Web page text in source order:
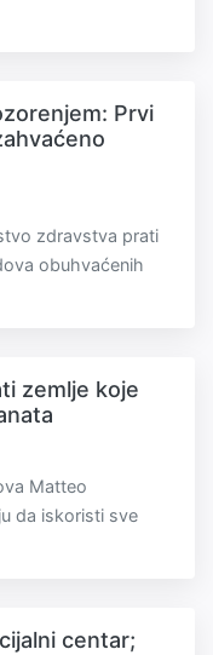
Prvi
zdravstva prati
obuhvaćenih
zemlje koje
Matteo
da iskoristi sve
centar;